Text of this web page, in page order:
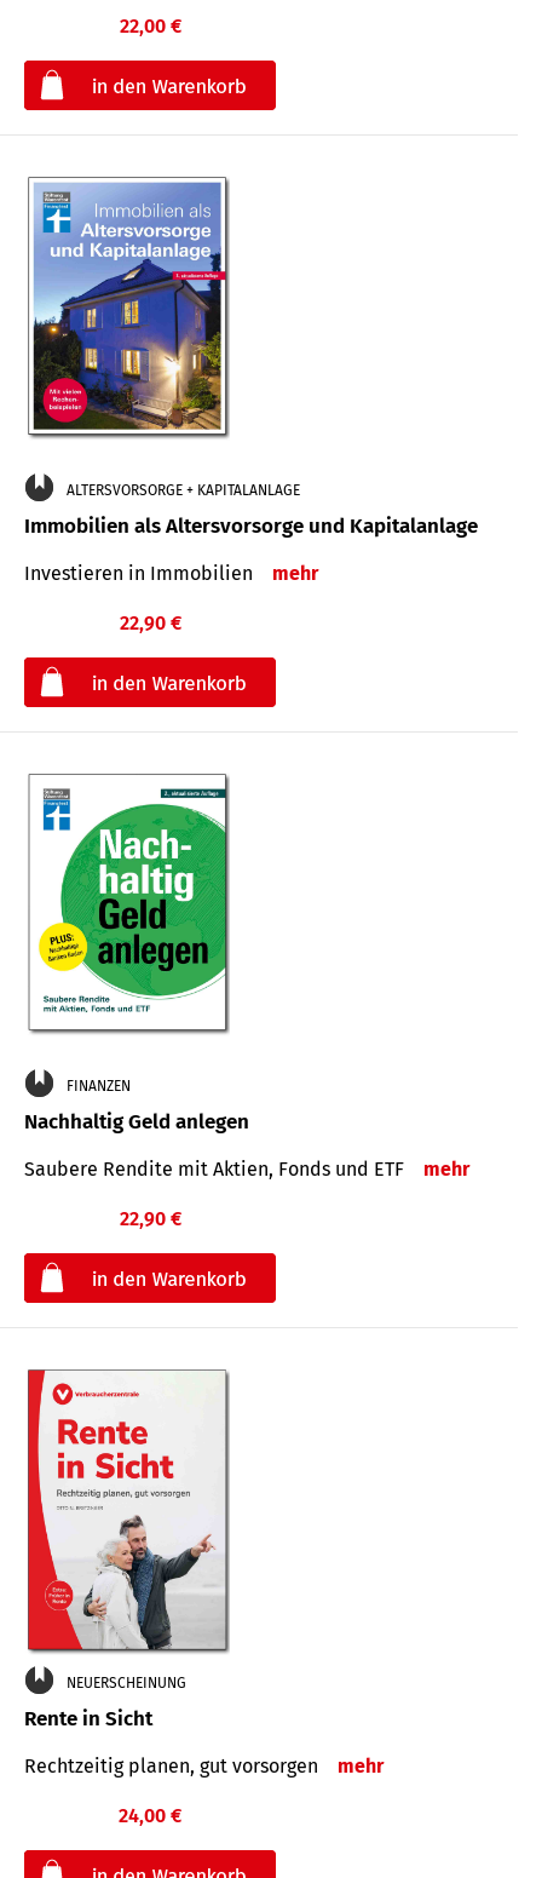
22,00 €
ALTERSVORSORGE + KAPITALANLAGE
Immobilien als Altersvorsorge und Kapitalanlage
Investieren in Immobilien mehr
22,90 €
FINANZEN
Nachhaltig Geld anlegen
Saubere Rendite mit Aktien, Fonds und ETF mehr
22,90 €
NEUERSCHEINUNG
Rente in Sicht
Rechtzeitig planen, gut vorsorgen mehr
24,00 €